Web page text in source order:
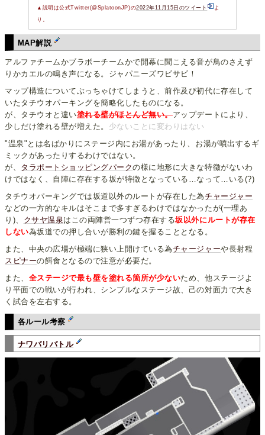
▲説明は公式Twitter(@SplatoonJP)の2022年11月15日のツイート
よ
り。
MAP解説
アルファチームかブラボーチームかで開幕に聞こえる音が鳥のさえず
りかカエルの鳴き声になる。ジャパニーズワビサビ！
マップ構造についてぶっちゃけてしまうと、前作及び初代に存在して
いたタチウオパーキングを簡略化したものになる。
が、タチウオと違い塗れる壁がほとんど無い。アップデートにより、
少しだけ塗れる壁が増えた。 少ないことに変わりはない
"温泉"とは名ばかりにステージ内にお湯があったり、お湯が噴出するギ
ミックがあったりするわけではない。
が、 タラポートショッピングパークの様に地形に大きな特徴がないわ
けではなく、自陣に存在する坂が特徴となっている…なって…いる(?)
タチウオパーキングでは坂道以外のルートが存在した為チャージャー
などの一方的なキルはそこまで多すぎるわけではなかったが(一理あ
り)、 クサヤ温泉はこの両陣営一つずつ存在する坂以外にルートが存在
しない為坂道での押し合いが勝利の鍵を握ることとなる。
また、中央の広場が極端に狭い上開けている為チャージャーや長射程
スピナーの餌食となるので注意が必要だ。
また、 全ステージで最も壁を塗れる箇所が少ないため、他ステージよ
り平面での戦いが行われ、シンプルなステージ故、己の対面力で大き
く試合を左右する。
各ルール考察
ナワバリバトル